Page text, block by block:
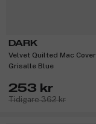
DARK
Velvet Quilted Mac Cover
Grisalle Blue
253 kr
Tidigare 362 kr